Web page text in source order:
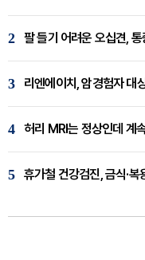
2
3 리엔에이치, 암경험자 대
4 허리 MRI는 정상인데 계
5 휴가철 건강검진, 금식·